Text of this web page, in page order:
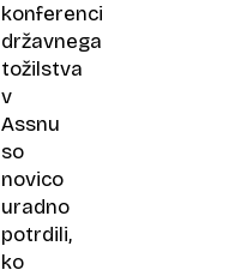
konferenci
državnega
tožilstva
v
Assnu
so
novico
uradno
potrdili,
ko